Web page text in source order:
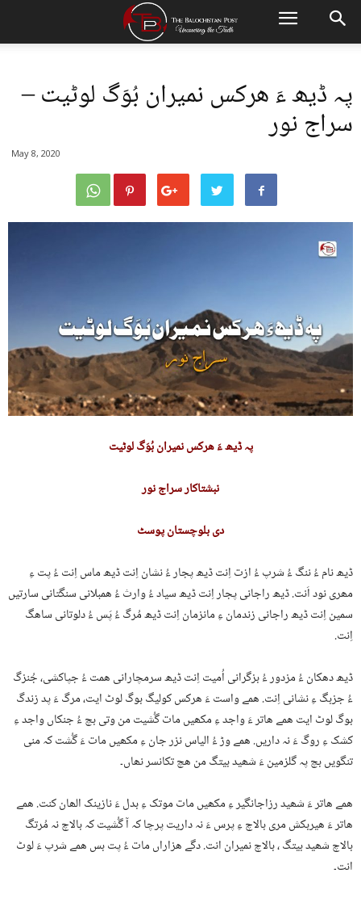
پہ ڈیھ ءَ ھرکس نمیران بُوَگ لوٹیت –
سراج نور
May 8, 2020
پہ ڈیھ ءَ ھرکس نمیران بُوَگ لوٹیت
نبشتاکار سراج نور
دی بلوچستان پوسٹ
ڈیھ نام ءُ ننگ ءُ شرپ ءُ ازت اِنت ڈیھ پجار ءُ نشان اِنت ڈیھ ماس اِنت ءُ پت ءِ
مھری نود اَنت. ڈیھ راجانی پجار اِنت ڈیھ سیاد ءُ وارث ءُ ھمبلانی سنگتانی سارتیں
سمین اِنت ڈیھ راجانی زندمان ءِ مانزمان اِنت ڈیھ مُرگ ءُ پَس ءُ دلوتانی ساھگ
اِنت.
ڈیھ دھکان ءُ مزدور ءُ بزگرانی اُمیت اِنت ڈیھ سرمچارانی ھمت ءُ جپاکشی، جُنزگ
ءُ جزبگ ءِ نشانی اِنت. ھمے واست ءَ ھرکس کولیگ بوگ لوٹ ایت، مرگ ءَ پد زندگ
بوگ لوٹ ایت ھمے ھاتر ءَ واجد ءِ مکھیں مات گُشیت من وتی بچ ءُ جنکاں واجد ءِ
کشک ءِ روگ ءَ نہ داریں. ھمے وڑ ءُ الیاس نزر جان ءِ مکھیں مات ءَ گُشت کہ منی
تنگویں بچ پہ گلزمین ءَ شھید بیتگ من ھچ تکانسر نھاں۔
ھمے ھاتر ءَ شھید رزاجانگیر ءِ مکھیں مات موتک ءِ بدل ءَ نازینک الھان کنت. ھمے
ھاتر ءَ ھیربکش مری بالاچ ءِ پرس ءَ نہ داریت پرچا کہ آ گُشیت کہ بالاچ نہ مُرتگ
بالاچ شھید بیتگ ، بالاچ نمیران انت. دگے ھزاراں مات ءُ پت بس ھمے شرپ ءَ لوٹ
انت۔